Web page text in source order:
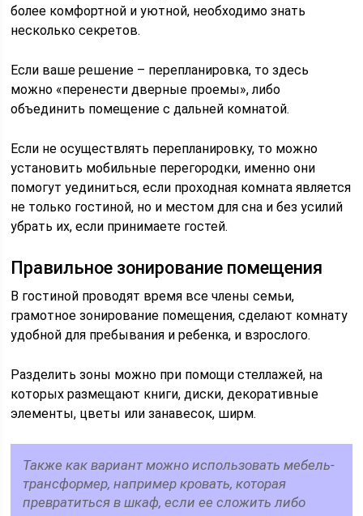
более комфортной и уютной, необходимо знать
несколько секретов.
Если ваше решение – перепланировка, то здесь
можно «перенести дверные проемы», либо
объединить помещение с дальней комнатой.
Если не осуществлять перепланировку, то можно
установить мобильные перегородки, именно они
помогут уединиться, если проходная комната является
не только гостиной, но и местом для сна и без усилий
убрать их, если принимаете гостей.
Правильное зонирование помещения
В гостиной проводят время все члены семьи,
грамотное зонирование помещения, сделают комнату
удобной для пребывания и ребенка, и взрослого.
Разделить зоны можно при помощи стеллажей, на
которых размещают книги, диски, декоративные
элементы, цветы или занавесок, ширм.
Также как вариант можно использовать мебель-
трансформер, например кровать, которая
превратиться в шкаф, если ее сложить либо